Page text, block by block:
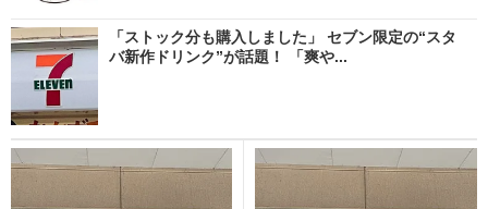
「ストック分も購入しました」 セブン限定の“スタ
バ新作ドリンク”が話題！ 「爽や...